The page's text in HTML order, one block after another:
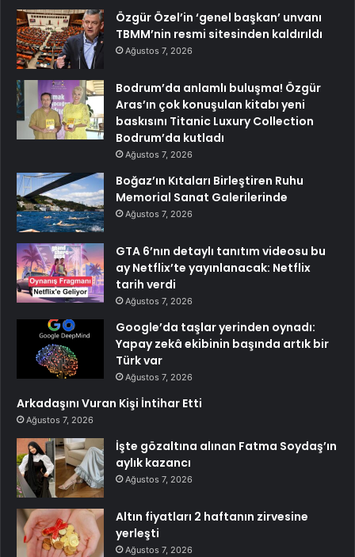
Özgür Özel’in ‘genel başkan’ unvanı
TBMM’nin resmi sitesinden kaldırıldı
Ağustos 7, 2026
Bodrum’da anlamlı buluşma! Özgür
Aras’ın çok konuşulan kitabı yeni
baskısını Titanic Luxury Collection
Bodrum’da kutladı
Ağustos 7, 2026
Boğaz’ın Kıtaları Birleştiren Ruhu
Memorial Sanat Galerilerinde
Ağustos 7, 2026
GTA 6’nın detaylı tanıtım videosu bu
ay Netflix’te yayınlanacak: Netflix
tarih verdi
Ağustos 7, 2026
Google’da taşlar yerinden oynadı:
Yapay zekâ ekibinin başında artık bir
Türk var
Ağustos 7, 2026
Arkadaşını Vuran Kişi İntihar Etti
Ağustos 7, 2026
İşte gözaltına alınan Fatma Soydaş’ın
aylık kazancı
Ağustos 7, 2026
Altın fiyatları 2 haftanın zirvesine
yerleşti
Ağustos 7, 2026